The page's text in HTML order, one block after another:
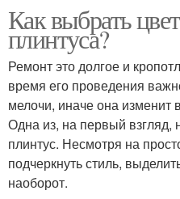
Как выбрать
плинтуса?
Ремонт это долгое и
время его проведения
мелочи, иначе она изменит
Одна из, на первый взгляд,
плинтус. Несмотря на
подчеркнуть стиль,
наоборот.